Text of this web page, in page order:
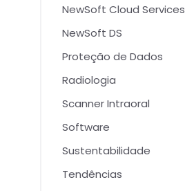
NewSoft Cloud Services
NewSoft DS
Proteção de Dados
Radiologia
Scanner Intraoral
Software
Sustentabilidade
Tendências